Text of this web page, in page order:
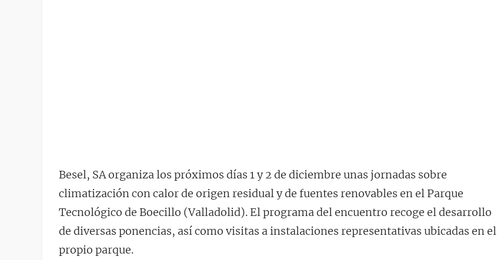
Besel, SA organiza los próximos días 1 y 2 de diciembre unas jornadas sobre
climatización con calor de origen residual y de fuentes renovables en el Parque
Tecnológico de Boecillo (Valladolid). El programa del encuentro recoge el desarrollo
de diversas ponencias, así como visitas a instalaciones representativas ubicadas en el
propio parque.